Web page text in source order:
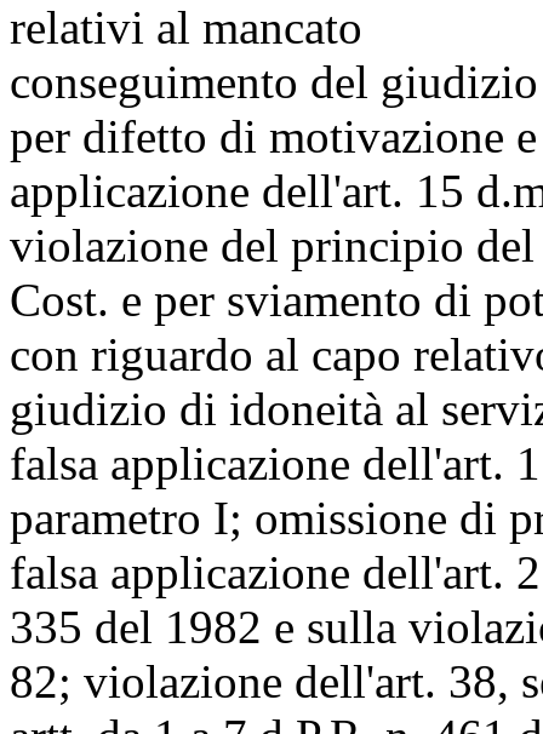
relativi al mancato
conseguimento del
per difetto di motivazione
applicazione dell'art. 15
violazione del principio
Cost. e per sviamento di
con riguardo al capo
giudizio di idoneità al
falsa applicazione dell'art.
parametro I; omissione di
falsa applicazione dell'art.
335 del 1982 e sulla
82; violazione dell'art. 38,